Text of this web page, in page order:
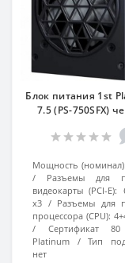
Блок питания 1st
7.5 (PS-750SFX)
Мощность (номинал):
Разъемы для
видеокарты (PCI-E):
x3
Разъемы для
процессора (CPU):
Сертификат 80
Platinum
Тип
нет